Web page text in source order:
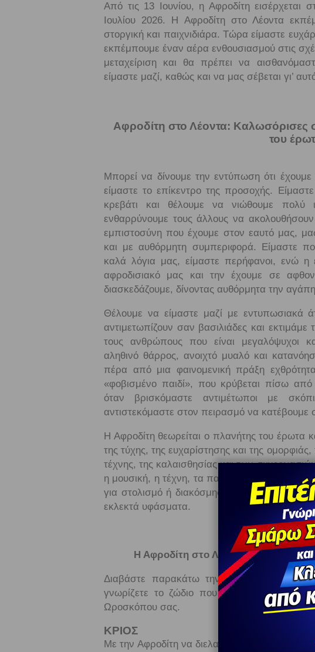
Από τις 13 Ιουνίου, η Αφροδίτη εισέρχεται
Ιουλίου 2026. Η Αφροδίτη στο Λέοντα
στοργική και παιχνιδιάρα. Τώρα είμαστε
εκπέμπουμε έναν αέρα ενθουσιασμού στις
μεταχείριση και θα πρέπει να
είμαστε μαζί, καθώς και να μας σέβεται γι’
Αφροδίτη στο Λέοντα: Καλωσόρισες
του
Μπορεί να δίνουμε την εντύπωση ότι
είμαστε το επίκεντρο της προσοχής.
κρεβάτι και θέλουμε να νιώθουμε πολύ
ενθαρρύνουμε τους άλλους να
εμπιστοσύνη που έχουμε στον εαυτό μας,
και με αυθόρμητη συμπεριφορά. Είμαστε
καλά λόγια μας, είμαστε περήφανοι, ενώ η
αφροδισιακό μας και την έχουμε σε
διασκεδάζουμε, δίνοντας αυθόρμητα την
Θέλουμε να είμαστε μαζί με εντυπωσιακά
αντιμετωπίζουν σαν βασιλιάδες και
τους ανθρώπους που είναι μεγαλόψυχοι
αληθινό θάρρος, ανοιχτό μυαλό και
πέρα ​​από μια φαινομενική πράξη
«φοβισμένο παιδί», που κρύβεται πίσω
όταν βρισκόμαστε αντιμέτωποι με
αντιστεκόμαστε στον πειρασμό να κατέβουμε
Η Αφροδίτη θεωρείται ο πλανήτης του έρωτα
της τύχης, της ευχαρίστησης και της
τέχνης, της καλαισθησίας και των
η μουσική, η τέχνη, τα παιχνίδια, ο χορός
για στολισμό ή διακόσμηση, όπως τα
εκλεκτά υφάσματα.
Η Αφροδίτη στο Λέοντα και
Διαβάστε παρακάτω την επιρροή της
γνωρίζετε το ζώδιο που βρίσκεται ο
Ωροσκόπου σας.
ΚΡΙΟΣ
Με την Αφροδίτη να διελαύνει στον πέμπτο